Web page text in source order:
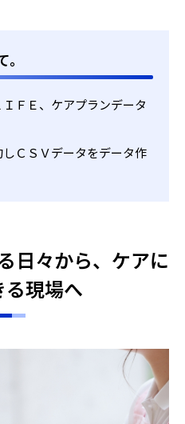
ＦＥ、ケアプランデータ
ＣＳＶデータをデータ作
日々から、ケアに
現場へ